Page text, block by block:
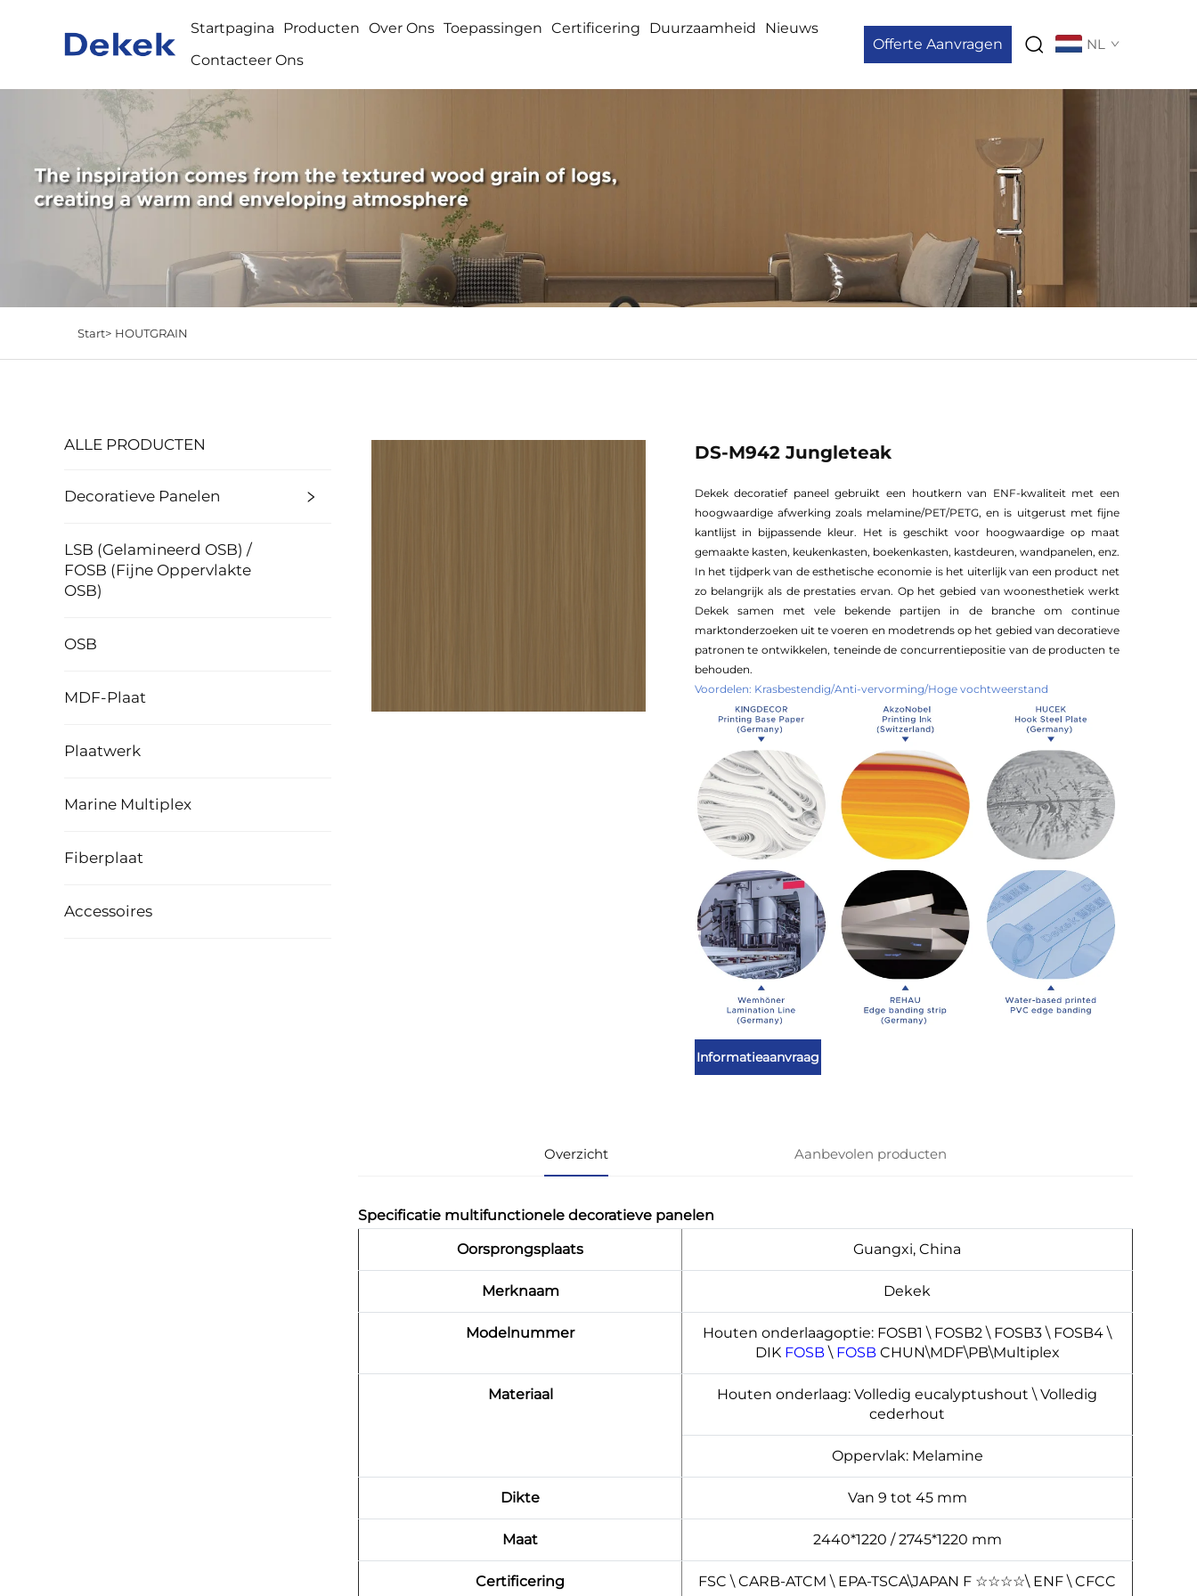
Startpagina Producten Over Ons Toepassingen Certificering Duurzaamheid
Nieuws
Contacteer Ons
Offerte Aanvragen NL
Start> HOUTGRAIN
ALLE PRODUCTEN
Decoratieve Panelen
LSB (Gelamineerd OSB) /
FOSB (Fijne Oppervlakte
OSB)
OSB
MDF-Plaat
Plaatwerk
Marine Multiplex
Fiberplaat
Accessoires
DS-M942 Jungleteak
Dekek decoratief paneel gebruikt een houtkern van ENF-kwaliteit met een
hoogwaardige afwerking zoals melamine/PET/PETG, en is uitgerust met fijne
kantlijst in bijpassende kleur. Het is geschikt voor hoogwaardige op maat
gemaakte kasten, keukenkasten, boekenkasten, kastdeuren, wandpanelen, enz.
In het tijdperk van de esthetische economie is het uiterlijk van een product net
zo belangrijk als de prestaties ervan. Op het gebied van woonesthetiek werkt
Dekek samen met vele bekende partijen in de branche om continue
marktonderzoeken uit te voeren en modetrends op het gebied van decoratieve
patronen te ontwikkelen, teneinde de concurrentiepositie van de producten te
behouden.
Voordelen: Krasbestendig/Anti-vervorming/Hoge vochtweerstand
Informatieaanvraag
Overzicht Aanbevolen producten
Specificatie multifunctionele decoratieve panelen
Oorsprongsplaats
Guangxi, China
Merknaam Dekek
Modelnummer
Houten onderlaagoptie: FOSB1 \ FOSB2 \ FOSB3 \ FOSB4 \
DIK FOSB\ FOSB CHUN\MDF\PB\Multiplex
Materiaal
Houten onderlaag: Volledig eucalyptushout \ Volledig
cederhout
Oppervlak: Melamine
Dikte Van 9 tot 45 mm
Maat 2440*1220 / 2745*1220 mm
Certificering FSC \ CARB-ATCM \ EPA-TSCA\JAPAN F ☆☆☆☆\ ENF \ CFCC